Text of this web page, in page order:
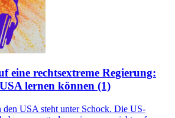
eine rechtsextreme Regierung:
lernen können (1)
USA steht unter Schock. Die US-